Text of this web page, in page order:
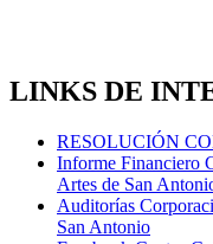
LINKS DE
RESOLUCIÓN
Informe Financiero
Artes de San
Auditorías
San Antonio